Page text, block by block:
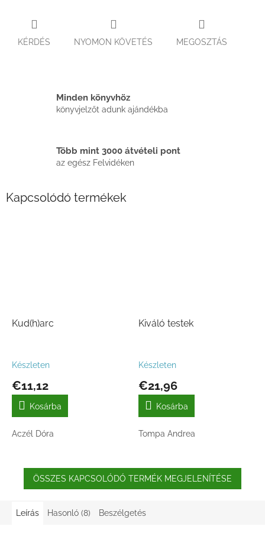
KÉRDÉS NYOMON KÖVETÉS MEGOSZTÁS
Minden könyvhöz
könyvjelzőt adunk ajándékba
Több mint 3000 átvételi pont
az egész Felvidéken
Kapcsolódó termékek
Kud(h)arc
Készleten
€11,12
Kosárba
Aczél Dóra
Kiváló testek
Készleten
€21,96
Kosárba
Tompa Andrea
ÖSSZES KAPCSOLÓDÓ TERMÉK MEGJELENÍTÉSE
Leírás Hasonló (8) Beszélgetés